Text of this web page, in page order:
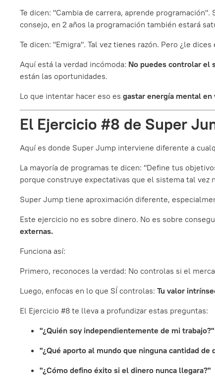
Te dicen: "Cambia de carrera, aprende
consejo, en 2 años la programación también estará
Te dicen: "Emigra". Tal vez tienes razón. Pero ¿le
Aquí está la verdad incómoda: No puedes controlar el
están las oportunidades.
Lo que intentar hacer eso es gastar energía mental
El Ejercicio #8 de Super
Aquí es donde Super Jump interviene diferente a
La mayoría de programas te dicen: "Define tus
porque construye expectativas que el sistema tal vez
Super Jump tiene aproximación diferente,
Este ejercicio no es sobre dinero. No es sobre
externas.
Funciona así:
Primero, reconoces la verdad: No controlas si el
Luego, enfocas en lo que SÍ controlas: Tu valor
El Ejercicio #8 te lleva a profundizar estas preguntas:
"¿Quién soy independientemente de mi trabajo?"
"¿Qué aporto al mundo que ninguna cantidad de
"¿Cómo defino éxito si el dinero nunca llegara?"